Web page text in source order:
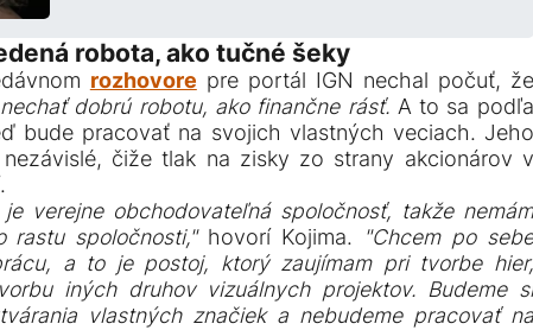
robota, ako tučné šeky
rozhovore pre portál IGN nechal počuť, že
dobrú robotu, ako finančne rásť. A to sa podľa
bude pracovať na svojich vlastných veciach. Jeho
čiže tlak na zisky zo strany akcionárov v
verejne obchodovateľná spoločnosť, takže nemám
rastu spoločnosti,"hovorí Kojima.
"Chcem po sebe
a to je postoj, ktorý zaujímam pri tvorbe hier,
iných druhov vizuálnych projektov. Budeme si
vlastných značiek a nebudeme pracovať na